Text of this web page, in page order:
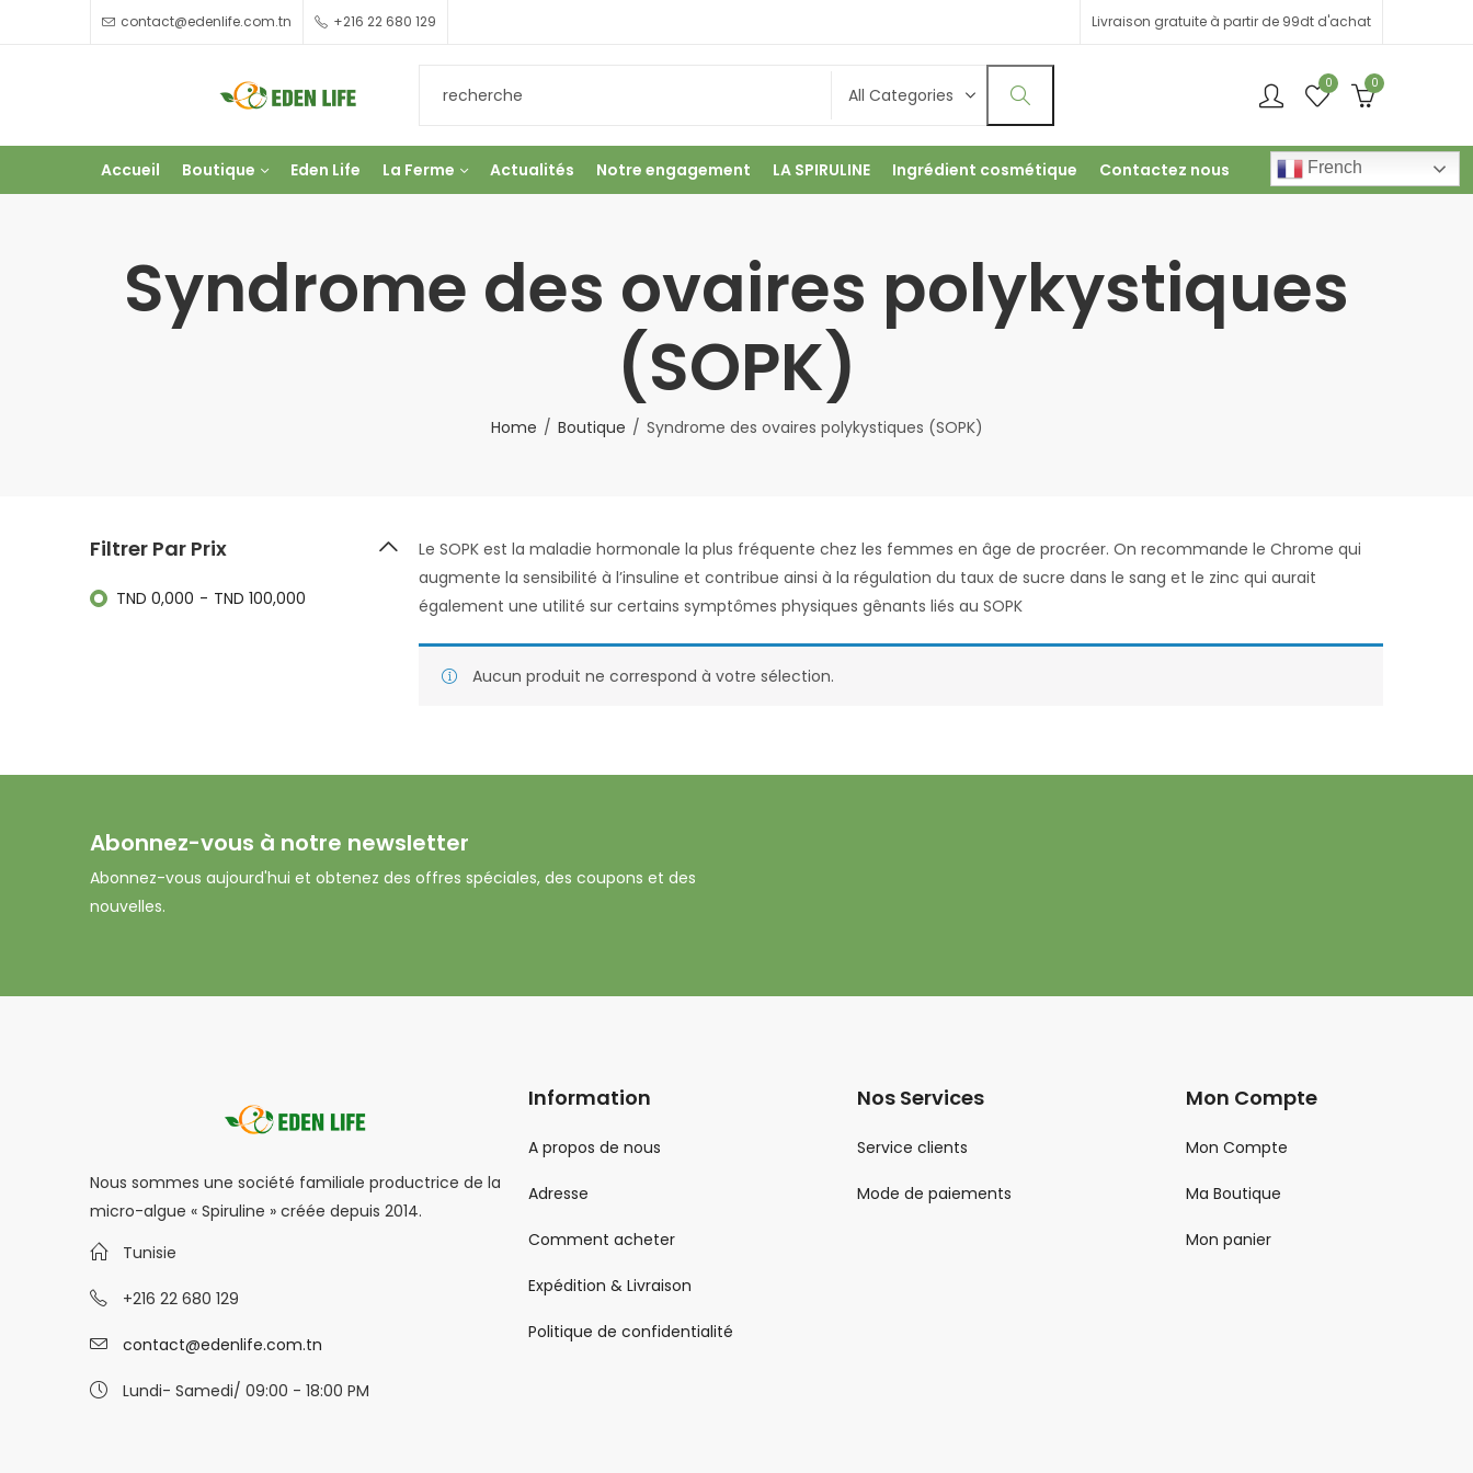
contact@edenlife.com.tn +216 22 680 129 Livraison gratuite à partir de 99dt d'achat
0 0
Accueil Boutique Eden Life La Ferme Actualités Notre engagement LA SPIRULINE Ingrédient cosmétique Contactez nous French
Syndrome des ovaires polykystiques
(SOPK)
Home Boutique Syndrome des ovaires polykystiques (SOPK)
Le SOPK est la maladie hormonale la plus fréquente chez les femmes en âge de procréer. On recommande le Chrome qui
augmente la sensibilité à l’insuline et contribue ainsi à la régulation du taux de sucre dans le sang et le zinc qui aurait
également une utilité sur certains symptômes physiques gênants liés au SOPK
Aucun produit ne correspond à votre sélection.
Filtrer Par Prix
TND 0,000 - TND 100,000
Abonnez-vous à notre newsletter
Abonnez-vous aujourd'hui et obtenez des offres spéciales, des coupons et des
nouvelles.
Nous sommes une société familiale productrice de la
micro-algue « Spiruline » créée depuis 2014.
Tunisie
+216 22 680 129
contact@edenlife.com.tn
Lundi- Samedi/ 09:00 - 18:00 PM
Information
A propos de nous
Adresse
Comment acheter
Expédition & Livraison
Politique de confidentialité
Nos Services
Service clients
Mode de paiements
Mon Compte
Mon Compte
Ma Boutique
Mon panier